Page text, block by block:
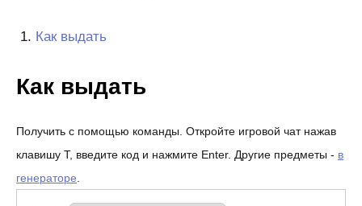
Как выдать
Как выдать
Получить с помощью команды. Откройте игровой чат нажав
клавишу T, введите код и нажмите Enter. Другие предметы - в
генераторе.